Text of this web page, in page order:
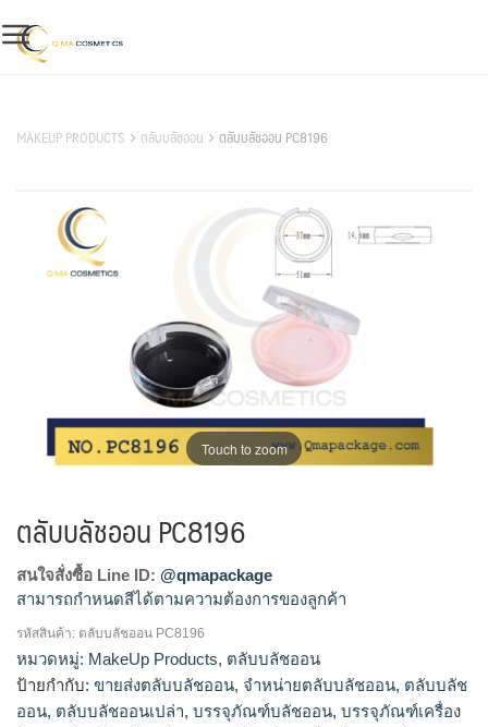
to
content
MAKEUP PRODUCTS ตลับบลัชออน ตลับบลัชออน PC8196
Touch to zoom
ตลับบลัชออน PC8196
สนใจสั่งซื้อ Line ID: @qmapackage
สามารถกำหนดสีได้ตามความต้องการของลูกค้า
โรงงานผลิตตลับบลัชออน,รับผลิตตลับบลัชออน,ขายส่งตลับบลัช
ออน,จำหน่ายตลับบลัชออน
รหัสสินค้า: ตลับบลัชออน PC8196
หมวดหมู่: MakeUp Products, ตลับบลัชออน
ป้ายกำกับ: ขายส่งตลับบลัชออน, จำหน่ายตลับบลัชออน, ตลับบลัช
ออน, ตลับบลัชออนเปล่า, บรรจุภัณฑ์บลัชออน, บรรจุภัณฑ์เครื่อง